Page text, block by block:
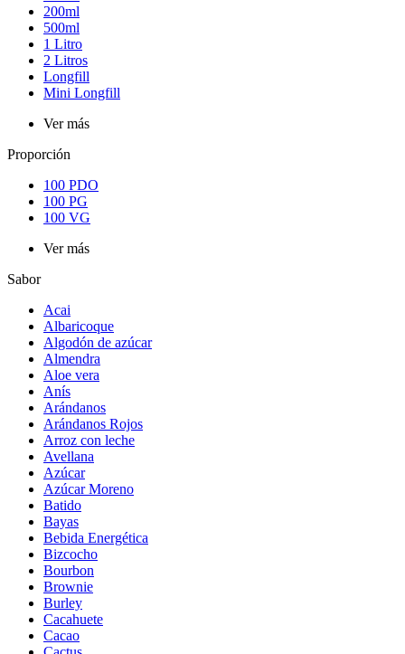
200ml
500ml
1 Litro
2 Litros
Longfill
Mini Longfill
Ver más
Proporción
100 PDO
100 PG
100 VG
Ver más
Sabor
Acai
Albaricoque
Algodón de azúcar
Almendra
Aloe vera
Anís
Arándanos
Arándanos Rojos
Arroz con leche
Avellana
Azúcar
Azúcar Moreno
Batido
Bayas
Bebida Energética
Bizcocho
Bourbon
Brownie
Burley
Cacahuete
Cacao